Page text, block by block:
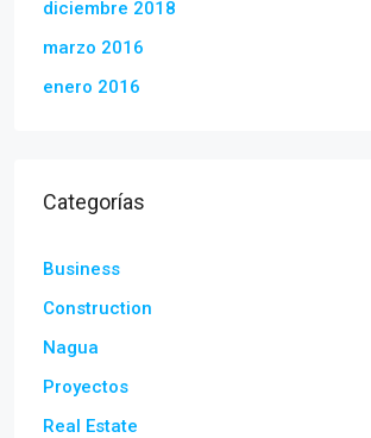
diciembre 2018
marzo 2016
enero 2016
Categorías
Business
Construction
Nagua
Proyectos
Real Estate